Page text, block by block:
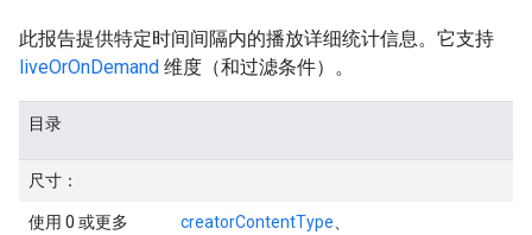
此报告提供特定时间间隔内的播放详细统计信息。它支持
liveOrOnDemand 维度（和过滤条件）。
目录
尺寸：
使用 0 或更多 creatorContentType